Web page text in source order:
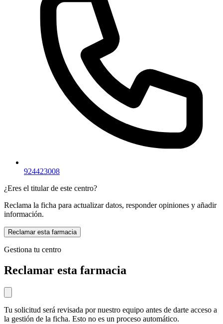
924423008
¿Eres el titular de este centro?
Reclama la ficha para actualizar datos, responder opiniones y añadir
información.
Reclamar esta farmacia
Gestiona tu centro
Reclamar esta farmacia
Tu solicitud será revisada por nuestro equipo antes de darte acceso a
la gestión de la ficha. Esto no es un proceso automático.